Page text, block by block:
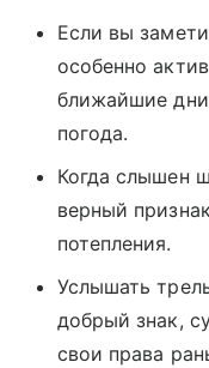
Если вы
особенно
ближайшие дни
погода.
Когда слышен
верный
потепления.
Услышать
добрый знак,
свои права